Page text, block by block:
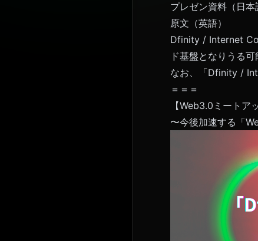
プレゼン資料（日本
原文（英語）
Dfinity / Internet
ド基盤となりうる可
なお、「Dfinity /
＝＝＝
【Web3.0ミート
〜今後加速する「